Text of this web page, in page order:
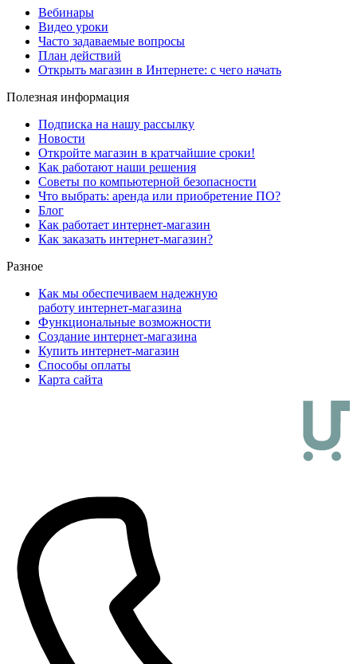
Вебинары
Видео уроки
Часто задаваемые вопросы
План действий
Открыть магазин в Интернете: с чего начать
Полезная информация
Подписка на нашу рассылку
Новости
Откройте магазин в кратчайшие сроки!
Как работают наши решения
Советы по компьютерной безопасности
Что выбрать: аренда или приобретение ПО?
Блог
Как работает интернет-магазин
Как заказать интернет-магазин?
Разное
Как мы обеспечиваем надежную
работу интернет-магазина
Функциональные возможности
Создание интернет-магазина
Купить интернет-магазин
Способы оплаты
Карта сайта